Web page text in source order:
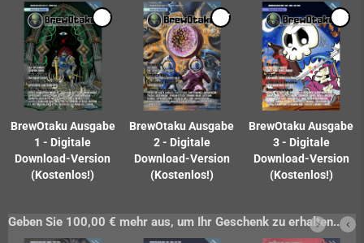
BrewOtaku Ausgabe
1 - Digitale
Download-Version
(Kostenlos!)
BrewOtaku Ausgabe
2 - Digitale
Download-Version
(Kostenlos!)
BrewOtaku Ausgabe
3 - Digitale
Download-Version
(Kostenlos!)
Geben Sie 100,00 € mehr aus, um Ihr Geschenk zu erhalten..